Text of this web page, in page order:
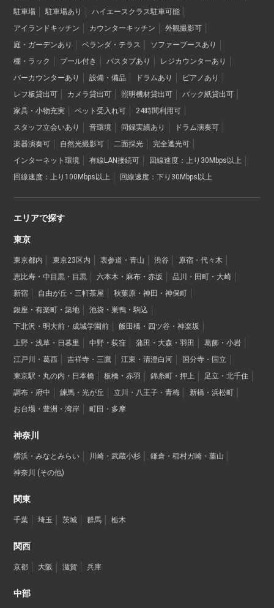
駐車場
駐車場あり
ハイエースクラス駐車可能
アイランドキッチン
カウンターキッチン
外観撮影可
庭・ガーデンあり
ベランダ・テラス
ソファーブースあり
棚・ラック
プール付き バスタブあり
レジカウンターあり
バーカウンターあり
設備・備品 ドラムあり
ピアノあり
レフ板貸出可
カメラ貸出可 照明機材貸出可
バック紙貸出可
家具・小物充実
ペット受入れ可
24時間利用可
スタッフ立会いあり
音環境 同録実績あり
ドラム演奏可
楽器演奏可
自然光撮影可 二面採光
完全遮光可
インターネット環境
有線LAN接続可
回線速度：上り30Mbps以上
回線速度：上り100Mbps以上
回線速度：下り30Mbps以上
エリアで探す
東京
東京都内 東京23区内 表参道・青山 渋谷
原宿・代々木
恵比寿・中目黒・目黒
六本木・麻布・赤坂
品川・田町・大崎
新宿
自由が丘・三軒茶屋
秋葉原・神田・神保町
銀座・有楽町・築地
池袋・巣鴨・駒込
下北沢・明大前・成城学園前
飯田橋・四ツ谷・神楽坂
上野・浅草・日暮里
中野・荻窪 蒲田・大森・羽田
葛飾・小岩
江戸川・葛西
吉祥寺・三鷹 江東・清澄白河
国分寺・国立
東京駅・丸の内・日本橋
板橋・赤羽 錦糸町・押上
足立・北千住
調布・府中
練馬・光が丘 立川・八王子・青梅
新橋・浜松町
お台場・豊洲・湾岸
町田・多摩
神奈川
横浜・みなとみらい 川崎・武蔵小杉
鎌倉・稲村ガ崎・葉山
神奈川 (その他)
関東
千葉 埼玉 茨城 群馬 栃木
関西
京都 大阪 滋賀 兵庫
中部